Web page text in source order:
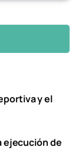
y el
ejecución de